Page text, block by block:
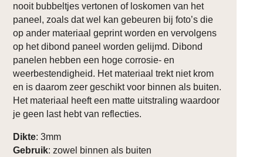
nooit bubbeltjes vertonen of loskomen van het
paneel, zoals dat wel kan gebeuren bij foto’s die
op ander materiaal geprint worden en vervolgens
op het dibond paneel worden gelijmd. Dibond
panelen hebben een hoge corrosie- en
weerbestendigheid. Het materiaal trekt niet krom
en is daarom zeer geschikt voor binnen als buiten.
Het materiaal heeft een matte uitstraling waardoor
je geen last hebt van reflecties.
Dikte: 3mm
Gebruik: zowel binnen als buiten